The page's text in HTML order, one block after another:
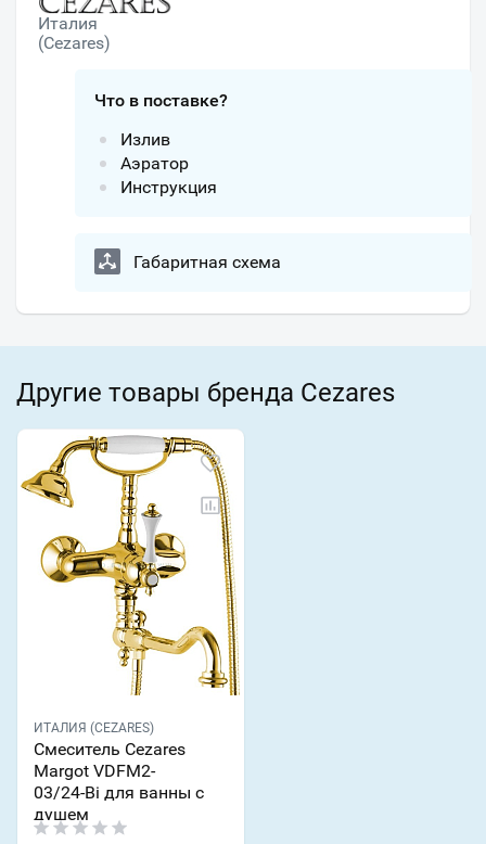
Италия
(Cezares)
Что в поставке?
Излив
Аэратор
Инструкция
Габаритная схема
Другие товары бренда Cezares
ИТАЛИЯ (CEZARES)
Смеситель Cezares
Margot VDFM2-
03/24-Bi для ванны с
душем